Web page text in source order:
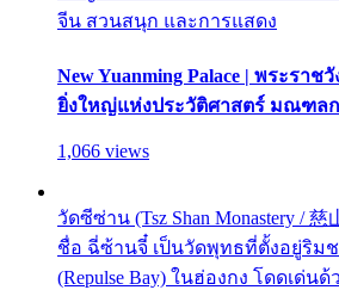
จีน สวนสนุก และการแสดง
New Yuanming Palace | พระรา
ยิ่งใหญ่แห่งประวัติศาสตร์ มณฑลก
1,066 views
วัดซีซ่าน (Tsz Shan Monastery /
ชื่อ ฉี่ซ้านจี๋ เป็นวัดพุทธที่ตั้งอยู่ริม
(Repulse Bay) ในฮ่องกง โดดเด่น